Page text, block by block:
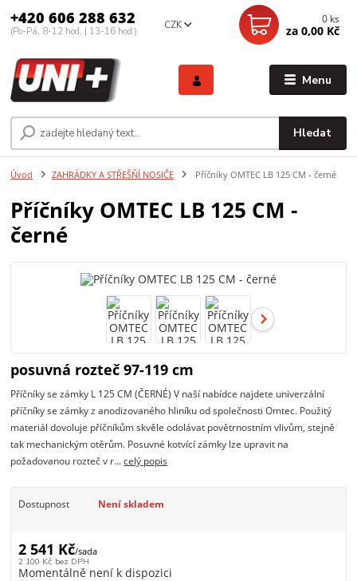
Menu
CZK
Hledat
+420 606 288 632
(Po-Pá, 8-12 hod. | 13-16 hod.)
0 ks
za 0,00 Kč
Úvod ZAHRÁDKY A STŘEŠŇÍ NOSIČE Příčníky OMTEC LB 125 CM - černé
Příčníky OMTEC LB 125 CM -
černé
posuvná rozteč 97-119 cm
Příčníky se zámky L 125 CM (ČERNÉ) V naší nabídce najdete univerzální
příčníky se zámky z anodizovaného hliníku od společnosti Omtec. Použitý
materiál dovoluje příčníkům skvěle odolávat povětrnostním vlivům, stejně
tak mechanickým otěrům. Posuvné kotvící zámky lze upravit na
požadovanou rozteč v r...celý popis
Dostupnost Není skladem
2 541 Kč/sada
2 100 Kč bez DPH
Momentálně není k dispozici